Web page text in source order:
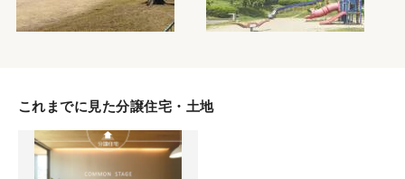
これまでに見た分譲住宅・土地